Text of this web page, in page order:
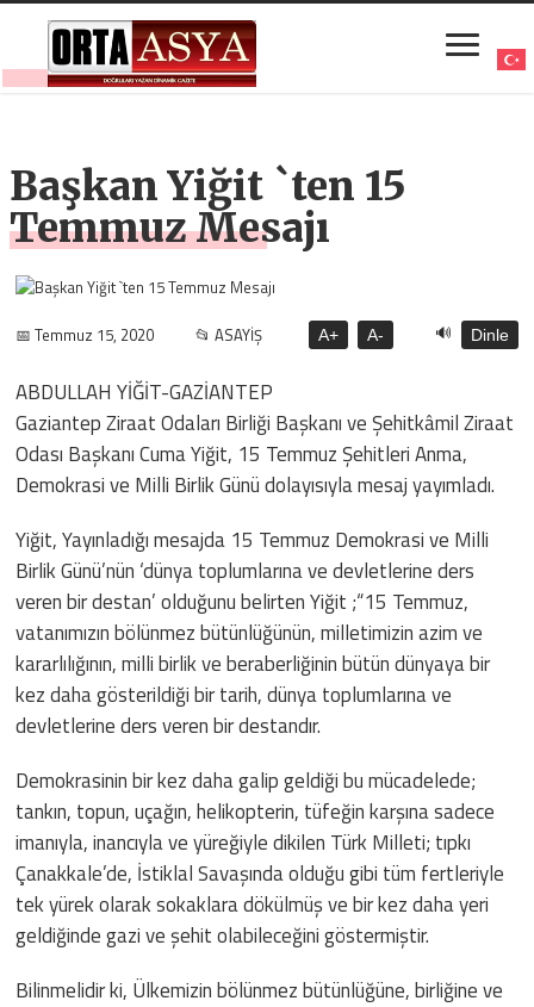
Başkan Yiğit `ten 15
Temmuz Mesajı
📅 Temmuz 15, 2020 📂 ASAYİŞ A+ A- 🔊 Dinle
ABDULLAH YİĞİT-GAZİANTEP
Gaziantep Ziraat Odaları Birliği Başkanı ve Şehitkâmil Ziraat
Odası Başkanı Cuma Yiğit, 15 Temmuz Şehitleri Anma,
Demokrasi ve Milli Birlik Günü dolayısıyla mesaj yayımladı.
Yiğit, Yayınladığı mesajda 15 Temmuz Demokrasi ve Milli
Birlik Günü’nün ‘dünya toplumlarına ve devletlerine ders
veren bir destan’ olduğunu belirten Yiğit ;“15 Temmuz,
vatanımızın bölünmez bütünlüğünün, milletimizin azim ve
kararlılığının, milli birlik ve beraberliğinin bütün dünyaya bir
kez daha gösterildiği bir tarih, dünya toplumlarına ve
devletlerine ders veren bir destandır.
Demokrasinin bir kez daha galip geldiği bu mücadelede;
tankın, topun, uçağın, helikopterin, tüfeğin karşına sadece
imanıyla, inancıyla ve yüreğiyle dikilen Türk Milleti; tıpkı
Çanakkale’de, İstiklal Savaşında olduğu gibi tüm fertleriyle
tek yürek olarak sokaklara dökülmüş ve bir kez daha yeri
geldiğinde gazi ve şehit olabileceğini göstermiştir.
Bilinmelidir ki, Ülkemizin bölünmez bütünlüğüne, birliğine ve